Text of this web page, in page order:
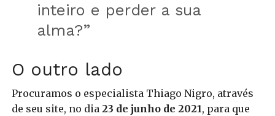
inteiro e perder a sua
alma?”
O outro lado
Procuramos o especialista Thiago Nigro, através
de seu site, no dia 23 de junho de 2021, para que